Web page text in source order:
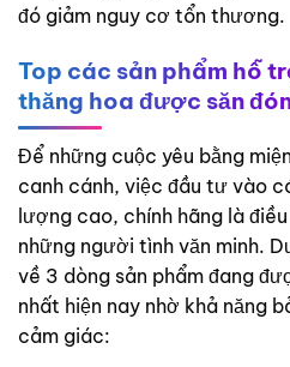
đó giảm nguy cơ tổn thương.
Top các sản phẩm hỗ
thăng hoa được săn
Để những cuộc yêu bằng
canh cánh, việc đầu tư vào
lượng cao, chính hãng là
những người tình văn minh.
về 3 dòng sản phẩm đang
nhất hiện nay nhờ khả năng
cảm giác: